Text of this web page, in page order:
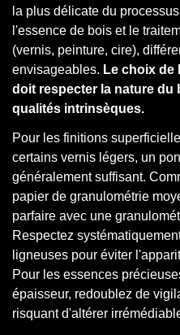
la plus délicate du
l'essence de bois et le
(vernis, peinture, cire),
envisageables. Le choix de
doit respecter la nature du
qualités intrinsèques.
Pour les finitions
certains vernis légers, un
généralement suffisant.
papier de granulométrie
parfaire avec une
Respectez
ligneuses pour éviter
Pour les essences
épaisseur, redoublez de
risquant d'altérer